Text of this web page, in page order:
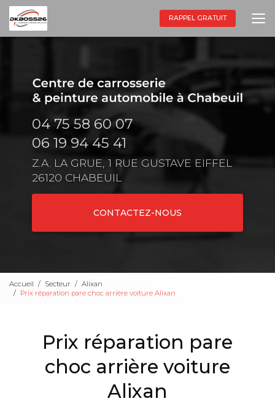
Aller
au
contenu
principal
RAPPEL GRATUIT
04 75 58 60 07
06 19 94 45 41
Z.A. LA GRUE, 1 RUE GUSTAVE EIFFEL
26120 CHABEUIL
CONTACTEZ-NOUS
Accueil Secteur
Alixan
Prix réparation pare choc arrière voiture Alixan
Prix réparation pare
choc arrière voiture
Alixan